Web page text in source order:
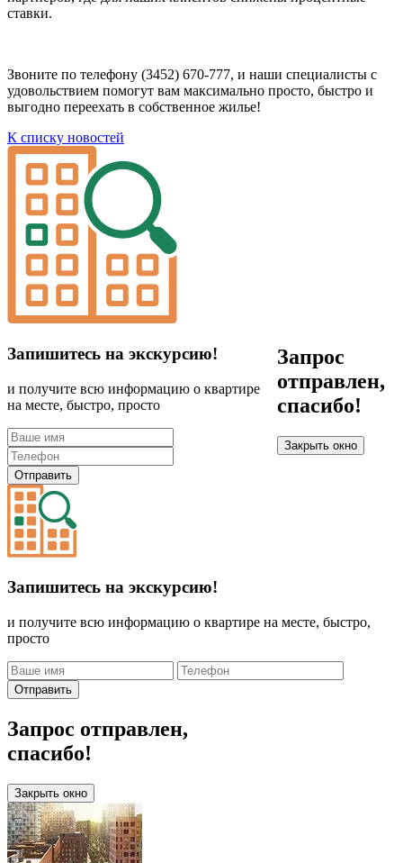
ставки.
Звоните по телефону (3452) 670-777, и наши специалисты с
удовольствием помогут вам максимально просто, быстро и
выгодно переехать в собственное жилье!
К списку новостей
Запишитесь на экскурсию!
и получите всю информацию о квартире
на месте, быстро, просто
Отправить
Запрос
отправлен,
спасибо!
Закрыть окно
Запишитесь на экскурсию!
и получите всю информацию о квартире на месте, быстро,
просто
Отправить
Запрос отправлен,
спасибо!
Закрыть окно